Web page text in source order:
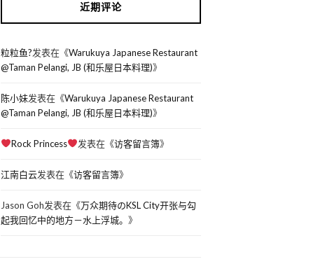
近期评论
粒粒鱼?发表在《Warukuya Japanese Restaurant
@Taman Pelangi, JB (和乐屋日本料理)》
陈小妹发表在《Warukuya Japanese Restaurant
@Taman Pelangi, JB (和乐屋日本料理)》
Rock Princess 发表在《访客留言簿》
江南白云发表在《访客留言簿》
Jason Goh发表在《万众期待のKSL City开张与勾
起我回忆中的地方－水上浮城。》